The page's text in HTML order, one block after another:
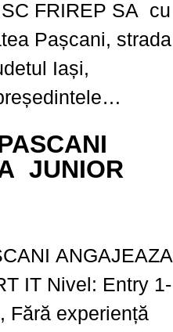
este valabil...
Pașcani, strada
Iași,
Ordinară a
de 24 februarie
JUNIOR
ANGAJEAZA
1-
Fără experiență